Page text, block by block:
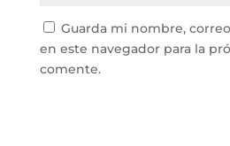
Guarda mi nombre,
en este navegador para la
comente.